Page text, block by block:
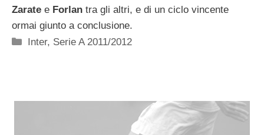
Zarate e Forlan tra gli altri, e di un ciclo vincente
ormai giunto a conclusione.
Categorie
Inter, Serie A 2011/2012